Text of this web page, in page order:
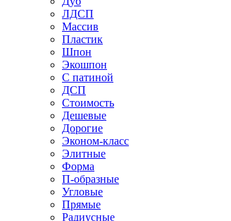
ЛДСП
Массив
Пластик
Шпон
Экошпон
С патиной
ДСП
Стоимость
Дешевые
Дорогие
Эконом-класс
Элитные
Форма
П-образные
Угловые
Прямые
Радиусные